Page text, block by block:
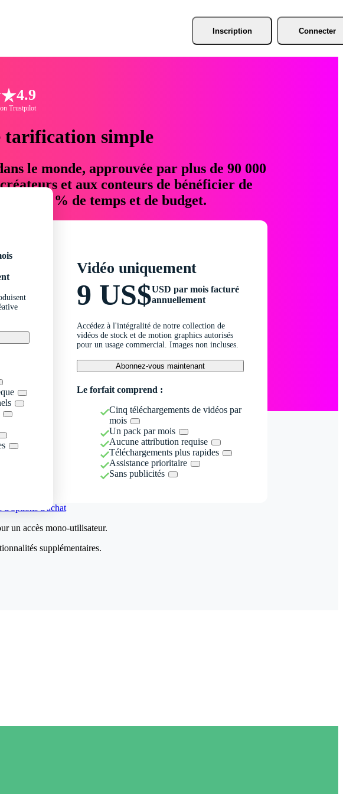
Inscription Connecter
4.9
Trustpilot
tarification simple
le monde, approuvée par plus de 90 000
et aux conteurs de bénéficier de
76 % de temps et de budget.
Vidéo uniquement
9 US$USD par mois facturé
annuellement
Accédez à l'intégralité de notre collection de
vidéos de stock et de motion graphics autorisés
pour un usage commercial. Images non incluses.
Abonnez-vous maintenant
Le forfait comprend :
Cinq téléchargements de vidéos par
mois
Un pack par mois
Aucune attribution requise
Téléchargements plus rapides
Assistance prioritaire
Sans publicités
d'options d'achat
un accès mono-utilisateur.
supplémentaires.